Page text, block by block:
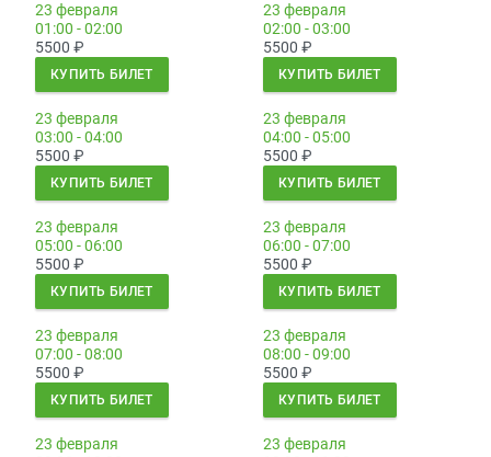
23 февраля
01:00 - 02:00
5500 ₽
КУПИТЬ БИЛЕТ
23 февраля
02:00 - 03:00
5500 ₽
КУПИТЬ БИЛЕТ
23 февраля
03:00 - 04:00
5500 ₽
КУПИТЬ БИЛЕТ
23 февраля
04:00 - 05:00
5500 ₽
КУПИТЬ БИЛЕТ
23 февраля
05:00 - 06:00
5500 ₽
КУПИТЬ БИЛЕТ
23 февраля
06:00 - 07:00
5500 ₽
КУПИТЬ БИЛЕТ
23 февраля
07:00 - 08:00
5500 ₽
КУПИТЬ БИЛЕТ
23 февраля
08:00 - 09:00
5500 ₽
КУПИТЬ БИЛЕТ
23 февраля
23 февраля